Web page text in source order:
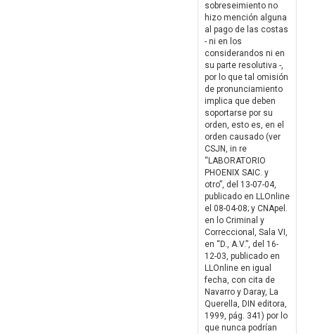
sobreseimiento no
hizo mención alguna
al pago de las costas
- ni en los
considerandos ni en
su parte resolutiva -,
por lo que tal omisión
de pronunciamiento
implica que deben
soportarse por su
orden, esto es, en el
orden causado (ver
CSJN, in re
“LABORATORIO
PHOENIX SAIC. y
otro”, del 13-07-04,
publicado en LLOnline
el 08-04-08; y CNApel.
en lo Criminal y
Correccional, Sala VI,
en “D., A.V.”, del 16-
12-03, publicado en
LLOnline en igual
fecha, con cita de
Navarro y Daray, La
Querella, DIN editora,
1999, pág. 341) por lo
que nunca podrían